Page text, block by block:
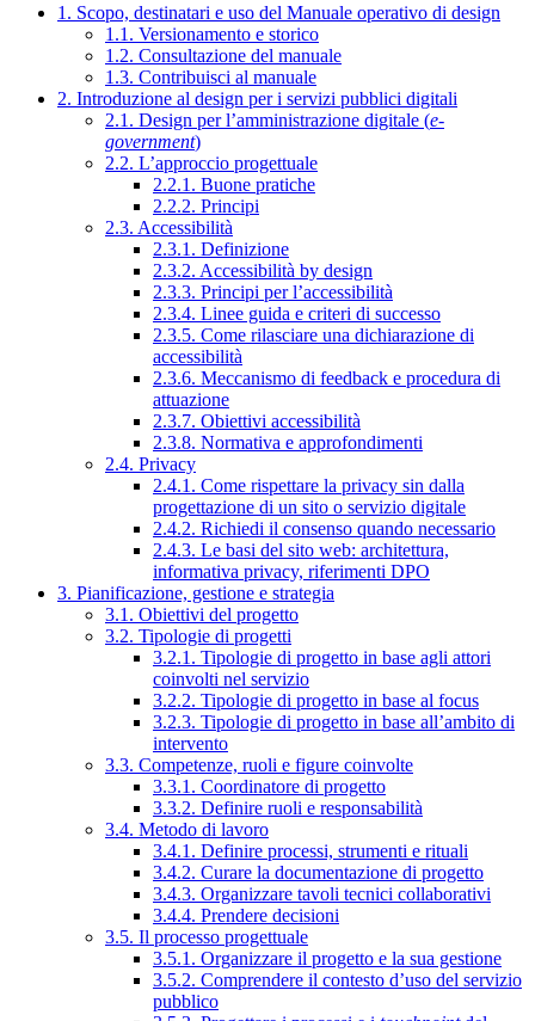
1. Scopo, destinatari e uso del Manuale operativo di design
1.1. Versionamento e storico
1.2. Consultazione del manuale
1.3. Contribuisci al manuale
2. Introduzione al design per i servizi pubblici digitali
2.1. Design per l’amministrazione digitale (e-
government)
2.2. L’approccio progettuale
2.2.1. Buone pratiche
2.2.2. Principi
2.3. Accessibilità
2.3.1. Definizione
2.3.2. Accessibilità by design
2.3.3. Principi per l’accessibilità
2.3.4. Linee guida e criteri di successo
2.3.5. Come rilasciare una dichiarazione di
accessibilità
2.3.6. Meccanismo di feedback e procedura di
attuazione
2.3.7. Obiettivi accessibilità
2.3.8. Normativa e approfondimenti
2.4. Privacy
2.4.1. Come rispettare la privacy sin dalla
progettazione di un sito o servizio digitale
2.4.2. Richiedi il consenso quando necessario
2.4.3. Le basi del sito web: architettura,
informativa privacy, riferimenti DPO
3. Pianificazione, gestione e strategia
3.1. Obiettivi del progetto
3.2. Tipologie di progetti
3.2.1. Tipologie di progetto in base agli attori
coinvolti nel servizio
3.2.2. Tipologie di progetto in base al focus
3.2.3. Tipologie di progetto in base all’ambito di
intervento
3.3. Competenze, ruoli e figure coinvolte
3.3.1. Coordinatore di progetto
3.3.2. Definire ruoli e responsabilità
3.4. Metodo di lavoro
3.4.1. Definire processi, strumenti e rituali
3.4.2. Curare la documentazione di progetto
3.4.3. Organizzare tavoli tecnici collaborativi
3.4.4. Prendere decisioni
3.5. Il processo progettuale
3.5.1. Organizzare il progetto e la sua gestione
3.5.2. Comprendere il contesto d’uso del servizio
pubblico